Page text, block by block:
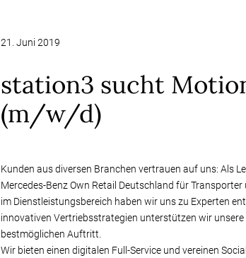
21. Juni 2019
station3 sucht
(m/w/d)
Kunden aus diversen Branchen vertrauen auf uns: Als
Mercedes-Benz Own Retail Deutschland für
im Dienstleistungsbereich haben wir uns zu Experten
innovativen Vertriebsstrategien unterstützen wir
bestmöglichen Auftritt.
Wir bieten einen digitalen Full-Service und vereinen